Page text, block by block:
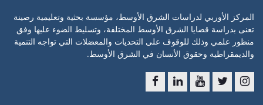
المركز الأوربي لدراسات الشرق الأوسط، مؤسسة بحثية وتعليمية رصينة
تعنى بدراسة قضايا الشرق الأوسط المختلفة، وتسليط الضوء عليها وفق
منظور علمي وذلك للوقوف على التحديات والمعضلات التي تواجه التنمية
والديمقراطية وحقوق الأنسان في الشرق الأوسط.